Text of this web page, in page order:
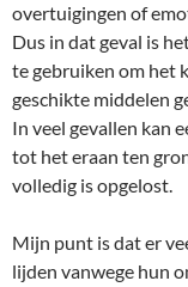
overtuigingen of
Dus in dat geval is
te gebruiken om het
geschikte middelen
In veel gevallen kan
tot het eraan ten
volledig is opgelost.
Mijn punt is dat er
lijden vanwege hun